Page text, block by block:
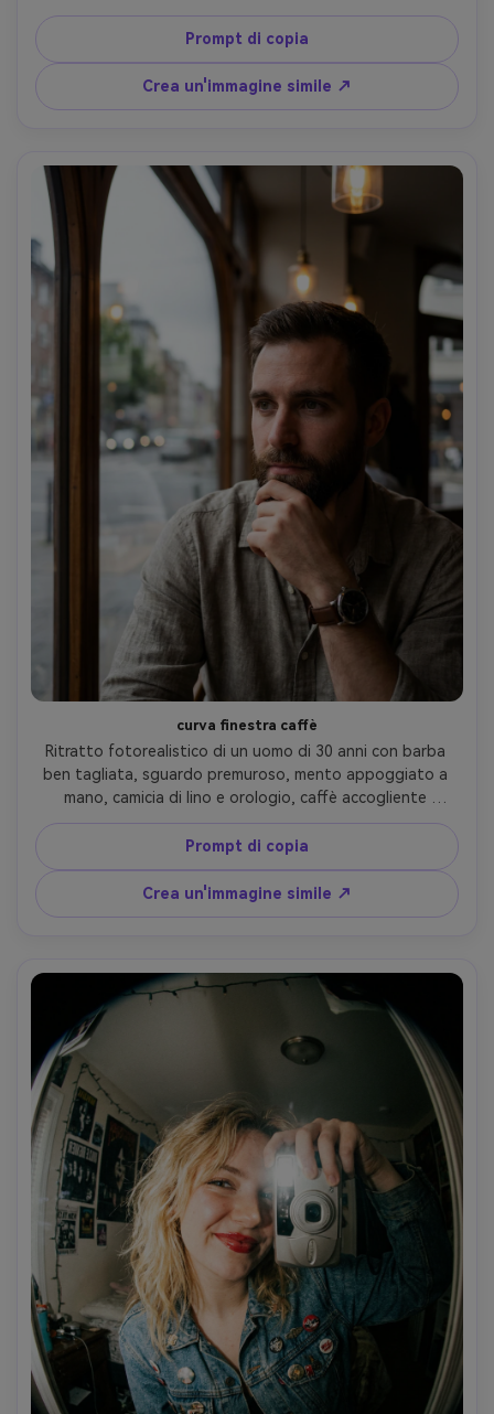
sfondo studio grigio senza cuciture, due stroboscopi con
tasto morbido e bordo sottile, Nikon Z8, 8mm fisheye
lens f/8, composizione simmetrica centrata con delicata
distorsione del barile sui bordi, stile pulito del ritocco
della rivista ma struttura della pelle realistica, messa a
Prompt di copia
Crea un'immagine simile ↗
curva finestra caffè
Ritratto fotorealistico di un uomo di 30 anni con barba
ben tagliata, sguardo premuroso, mento appoggiato a
mano, camicia di lino e orologio, caffè accogliente
accanto a una grande finestra, bokeh di strada della città
all'esterno, morbida luce diurna nuvolosa più calde luci
pratiche, Fujifilm GFX100S, obiettivo occhio di pesce da
12 mm f/4, cornice ravvicinata con cornice della finestra
curva ai bordi, umore intimo, ombre naturali, dettagli
Prompt di copia
Crea un'immagine simile ↗